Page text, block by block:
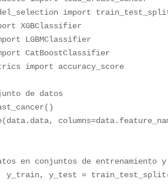
import
import accuracy_score
de datos
( )
(data. data, columns=data.
en conjuntos de entrenamiento y
y_train, y_test = train_test_split